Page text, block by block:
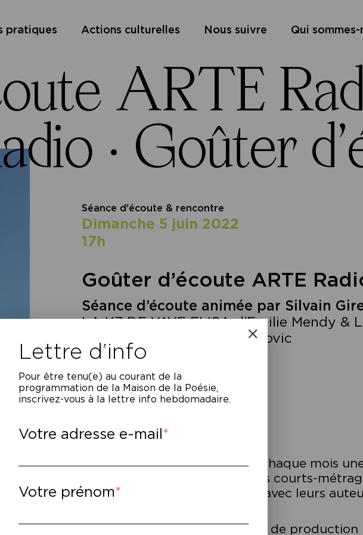
pratiques Actions culturelles Nous suivre Qui sommes-
ARTE
· Goûter
Séance d'écoute & rencontre
dimanche 5 juin 2022
17h
Goûter d’écoute ARTE
Séance d’écoute animée par Silvain
LA K7 DE YAYE ELISA d’Emilie Mendy &
BEYROUTH de Marine Vlahovic
du podcast, ARTE Radio propose chaque mois
première. Une heure pour découvrir des courts-
ou politiques. Et échanger en direct avec leurs
la radio web d’ARTE.
éditorial : Silvain Gire – Chargées de production
Lettre d’info
Pour être tenu(e) au courant de la
programmation de la Maison de la Poésie,
inscrivez-vous à la lettre info hebdomadaire.
Votre adresse e-mail
Votre prénom